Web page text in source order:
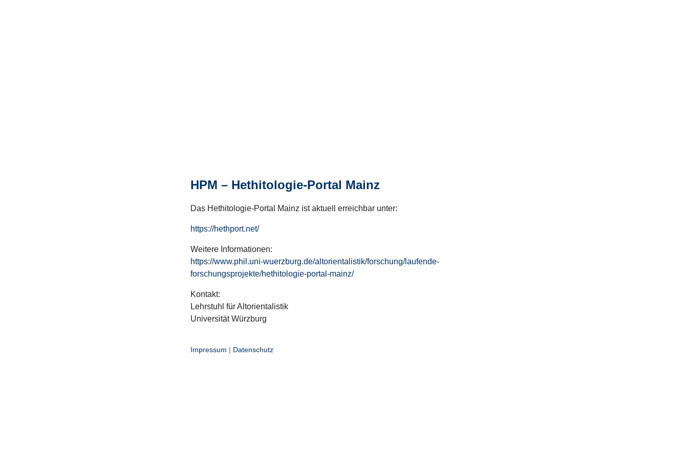
HPM – Hethitologie-Portal Mainz
Das Hethitologie-Portal Mainz ist aktuell erreichbar unter:
https://hethport.net/
Weitere Informationen:
https://www.phil.uni-wuerzburg.de/altorientalistik/forschung/laufende-
forschungsprojekte/hethitologie-portal-mainz/
Kontakt:
Lehrstuhl für Altorientalistik
Universität Würzburg
Impressum | Datenschutz